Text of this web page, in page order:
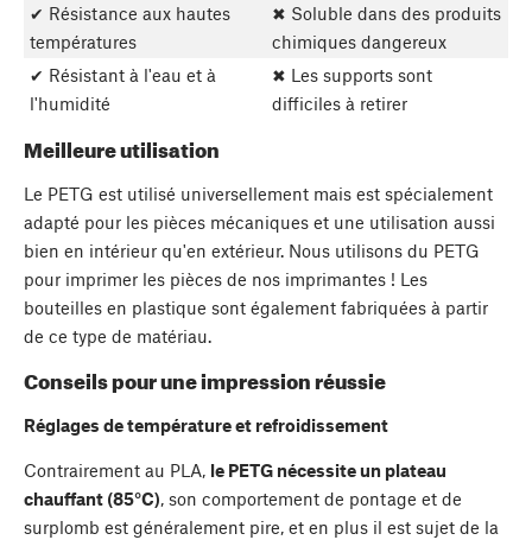
✔ Résistance aux hautes
températures
✖ Soluble dans des produits
chimiques dangereux
✔ Résistant à l'eau et à
l'humidité
✖ Les supports sont
difficiles à retirer
Meilleure utilisation
Le PETG est utilisé universellement mais est spécialement
adapté pour les pièces mécaniques et une utilisation aussi
bien en intérieur qu'en extérieur. Nous utilisons du PETG
pour imprimer les pièces de nos imprimantes ! Les
bouteilles en plastique sont également fabriquées à partir
de ce type de matériau.
Conseils pour une impression réussie
Réglages de température et refroidissement
Contrairement au PLA, le PETG nécessite un plateau
chauffant (85°C), son comportement de pontage et de
surplomb est généralement pire, et en plus il est sujet de la